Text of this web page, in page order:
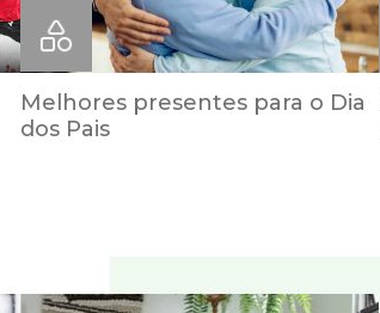
Melhores presentes para o Dia
dos Pais